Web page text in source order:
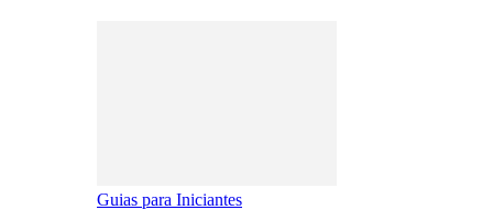
Guias para Iniciantes